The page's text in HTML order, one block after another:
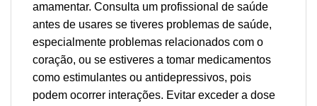
amamentar. Consulta um profissional de saúde
antes de usares se tiveres problemas de saúde,
especialmente problemas relacionados com o
coração, ou se estiveres a tomar medicamentos
como estimulantes ou antidepressivos, pois
podem ocorrer interações. Evitar exceder a dose